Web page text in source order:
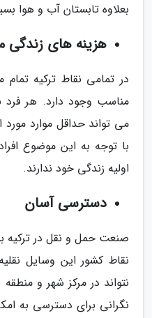
بعلاوه تابستان آب و هوا
هزینه های زندگی
در تمامی نقاط ترکیه
مناسب وجود دارد. هر فرد
می تواند حداقل موارد مورد
با توجه به این موضوع
اولیه زندگی خود ندارند.
دسترسی آسان
صنعت حمل و نقل در ترکیه
نقاط کشور این وسایل
نتواند در مرکز شهر و
نگرانی برای دسترسی به